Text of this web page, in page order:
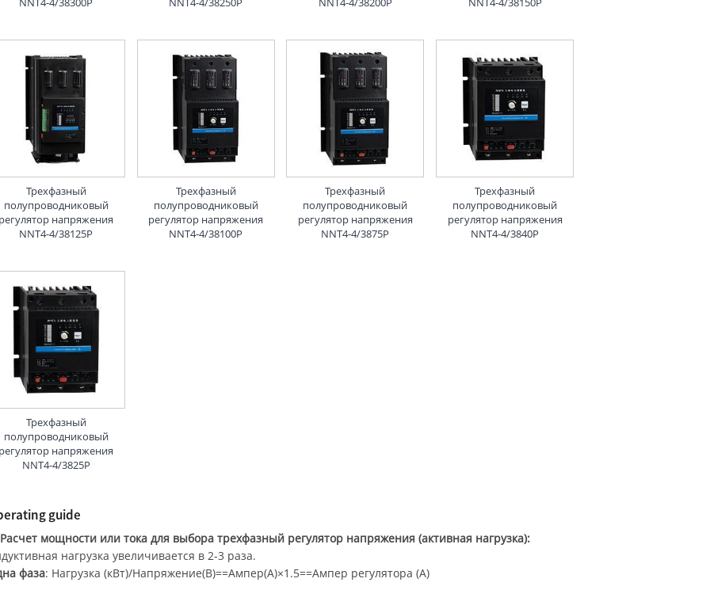
Трехфазный
полупроводниковый
регулятор напряжения
NNT4-4/38125P
Трехфазный
полупроводниковый
регулятор напряжения
NNT4-4/38100P
Трехфазный
полупроводниковый
регулятор напряжения
NNT4-4/3875P
Трехфазный
полупроводниковый
регулятор напряжения
NNT4-4/3840P
Трехфазный
полупроводниковый
регулятор напряжения
NNT4-4/3825P
guide
мощности или тока для выбора трехфазный регулятор напряжения (активная нагрузка):
нагрузка увеличивается в 2-3 раза.
фаза: Нагрузка (кВт)/Напряжение(В)==Ампер(A)×1.5==Ампер регулятора (A)